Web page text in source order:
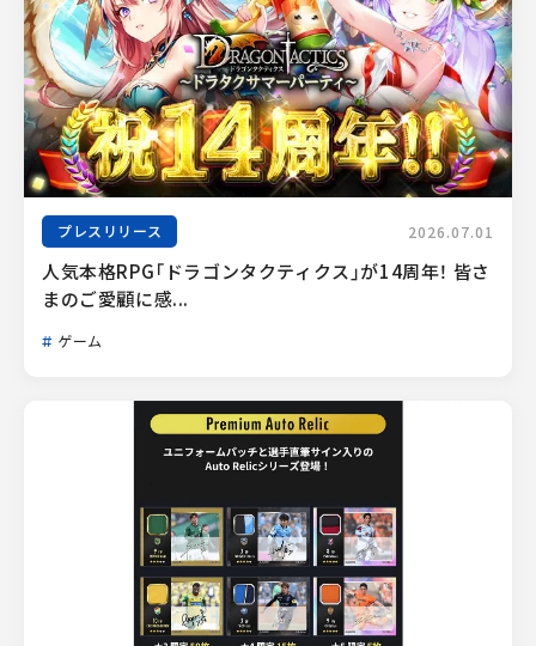
プレスリリース 2026.07.01
人気本格RPG「ドラゴンタクティクス」が14周年！ 皆さ
まのご愛顧に感...
ゲーム